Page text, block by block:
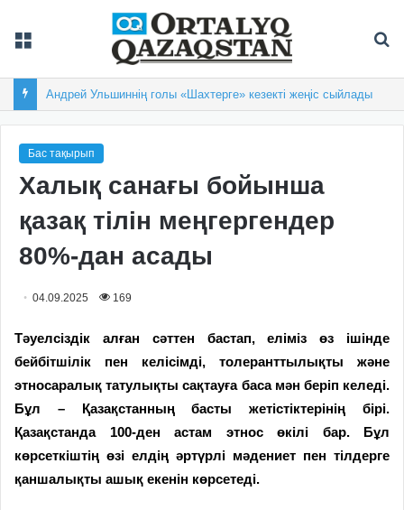
Андрей Ульшиннің голы «Шахтерге» кезекті жеңіс сыйлады
Бас тақырып
Халық санағы бойынша
қазақ тілін меңгергендер
80%-дан асады
04.09.2025 169
Тәуелсіздік алған сәттен бастап, еліміз өз ішінде
бейбітшілік пен келісімді, толеранттылықты және
этносаралық татулықты сақтауға баса мән беріп келеді.
Бұл – Қазақстанның басты жетістіктерінің бірі.
Қазақстанда 100-ден астам этнос өкілі бар. Бұл
көрсеткіштің өзі елдің әртүрлі мәдениет пен тілдерге
қаншалықты ашық екенін көрсетеді.